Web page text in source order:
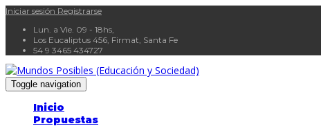
Iniciar sesión Registrarse
Lun. a Vie. 09 - 18hs,
Los Eucaliptus 456, Firmat, Santa Fe
54 9 3465 434727
Toggle navigation
Inicio
Propuestas